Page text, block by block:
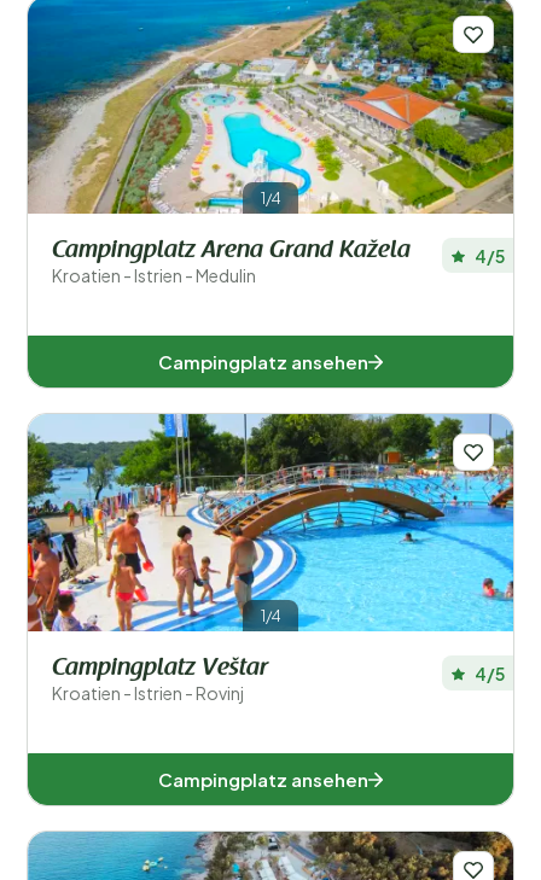
1/4
Campingplatz Arena Grand Kažela
Kroatien - Istrien - Medulin
4/5
Campingplatz ansehen
1/4
Campingplatz Veštar
Kroatien - Istrien - Rovinj
4/5
Campingplatz ansehen